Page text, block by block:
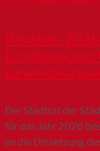
Haushalt
Erhöhung von
Der Stadtrat der
für das Jahr 2026
an die Umsetzung